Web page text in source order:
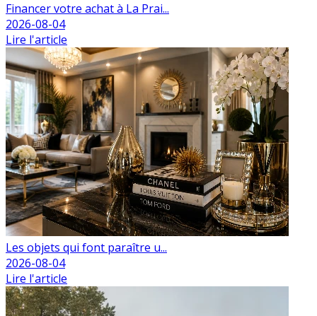
Financer votre achat à La Prai...
2026-08-04
Lire l'article
Les objets qui font paraître u...
2026-08-04
Lire l'article